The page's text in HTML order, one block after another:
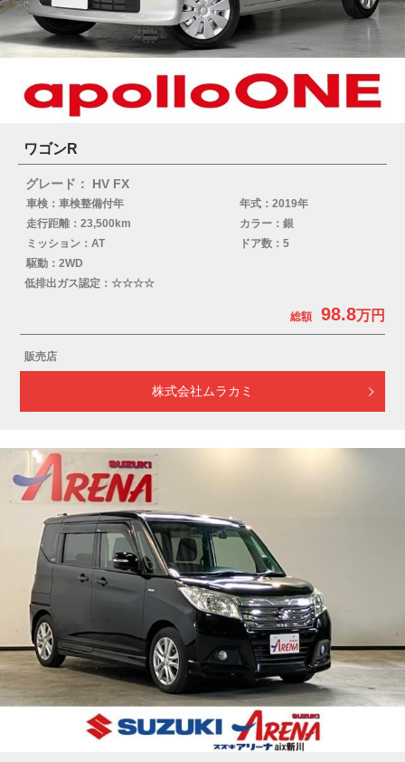
ワゴンR
グレード： HV FX
車検：車検整備付年
年式：2019年
走行距離：23,500km
カラー：銀
ミッション：AT
ドア数：5
駆動：2WD
低排出ガス認定：☆☆☆☆
98.8
販売店
株式会社ムラカミ